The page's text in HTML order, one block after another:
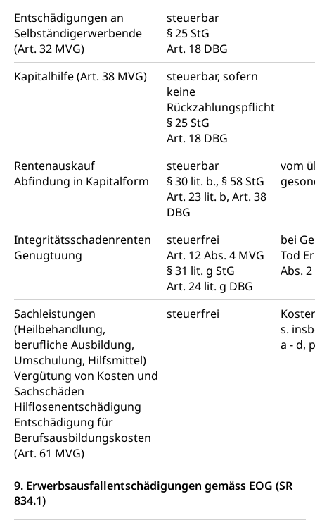
Entschädigungen an
Selbständigerwerbende
(Art. 32 MVG)
steuerbar
§ 25 StG
Art. 18 DBG
Kapitalhilfe (Art. 38 MVG)
steuerbar, sofern
keine
Rückzahlungspflicht
§ 25 StG
Art. 18 DBG
Rentenauskauf
Abfindung in Kapitalform
steuerbar
§ 30 lit. b., § 58 StG
Art. 23 lit. b, Art. 38
DBG
vom
Integritätsschadenrenten
Genugtuung
steuerfrei
Art. 12 Abs. 4 MVG
§ 31 lit. g StG
Art. 24 lit. g DBG
bei
Tod
Abs.
Sachleistungen
(Heilbehandlung,
berufliche Ausbildung,
Umschulung, Hilfsmittel)
Vergütung von Kosten und
Sachschäden
Hilflosenentschädigung
Entschädigung für
Berufsausbildungskosten
(Art. 61 MVG)
steuerfrei
s.
a - d,
9. Erwerbsausfallentschädigungen gemäss EOG (SR
834.1)